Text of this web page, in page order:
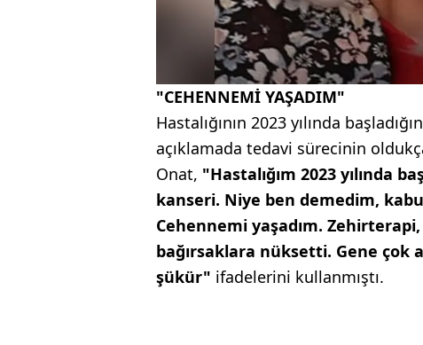
"CEHENNEMİ YAŞADIM"
Hastalığının 2023 yılında
açıklamada tedavi sürecinin
Onat, "Hastalığım 2023 yılında
kanseri. Niye ben demedim,
Cehennemi yaşadım.
bağırsaklara nüksetti. Gene çok
şükür" ifadelerini kullanmıştı.